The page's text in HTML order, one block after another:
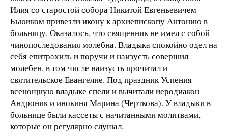
Илия со старостой собора Никитой Евгеньевичем
Бьюиком привезли икону к архиепископу Антонию в
больницу. Оказалось, что священник не имел с собой
чинопоследования молебна. Владыка спокойно одел на
себя епитрахиль и поручи и наизусть совершил
молебен, в том числе наизусть прочитал и
святительское Евангелие. Под праздник Успения
всенощную владыке спели и вычитали иеродиакон
Андроник и инокиня Марина (Черткова). У владыки в
больнице были кассеты с начитанными молитвами,
которые он регулярно слушал.